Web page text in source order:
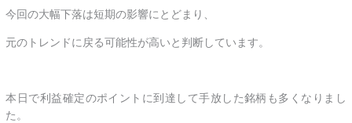
今回の大幅下落は短期の影響にとどまり、
元のトレンドに戻る可能性が高いと判断しています。
本日で利益確定のポイントに到達して手放した銘柄も多くなりまし
た。